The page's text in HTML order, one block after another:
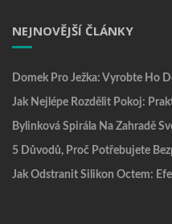
NEJNOVĚJŠÍ ČLÁNKY
Domek Pro Ježka: Vyrobte Ho
Jak Nejlépe Rozdělit Pokoj:
Bylinková Spirála Na Zahradě
5 Důvodů, Proč Potřebujete
Jak Odstranit Silikon Octem: